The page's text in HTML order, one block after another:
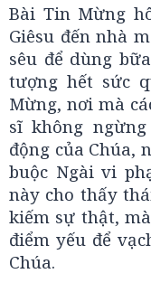
Bài Tin Mừng
Giêsu đến nhà
sêu để dùng
tượng hết sức
Mừng, nơi mà
sĩ không
động của Chúa,
buộc Ngài vi
này cho thấy
kiếm sự thật,
điểm yếu để
Chúa.